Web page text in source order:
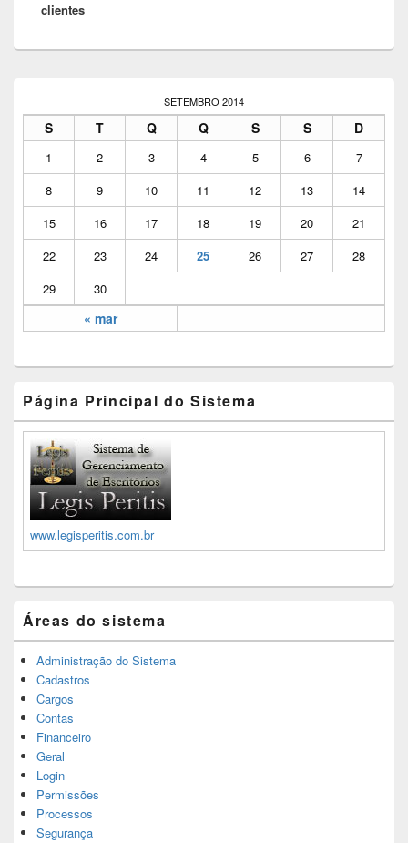
clientes
barra
lateral
principal
SETEMBRO 2014
S T Q Q S S D
« mar
1 2 3 4 5 6
7
8
9 10 11 12 13
14
15
16 17 18 19 20
21
22
23 24 25 26 27
28
29
30
Página Principal do Sistema
www.legisperitis.com.br
Áreas do sistema
Administração do Sistema
Cadastros
Cargos
Contas
Financeiro
Geral
Login
Permissões
Processos
Segurança